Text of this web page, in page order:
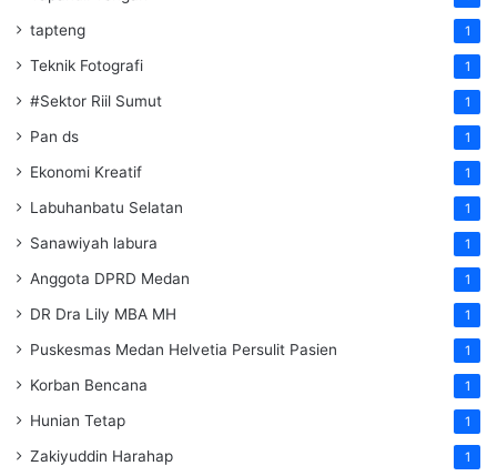
tapteng 1
Teknik Fotografi 1
#Sektor Riil Sumut 1
Pan ds 1
Ekonomi Kreatif 1
Labuhanbatu Selatan 1
Sanawiyah labura 1
Anggota DPRD Medan 1
DR Dra Lily MBA MH 1
Puskesmas Medan Helvetia Persulit Pasien 1
Korban Bencana 1
Hunian Tetap 1
Zakiyuddin Harahap 1